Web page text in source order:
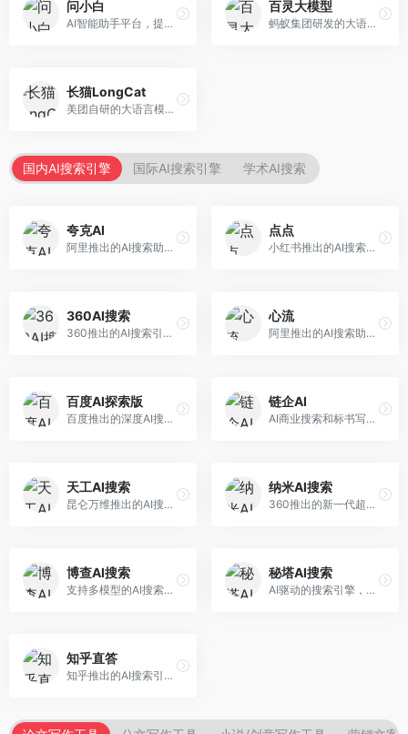
问小白
AI智能助手平台，提供知识问答、文本创作、文档处理等服务。面向普通用户和职场人士，操作简便，响应速度快，支持多场景应用。
百灵大模型
蚂蚁集团研发的大语言模型平台，专注于金融科技和企业服务。面向金融机构和企业客户，提供智能客服、风险分析、文档处理等服务，金融场景理解深入。
长猫LongCat
美团自研的大语言模型对话平台，专注于本地生活服务场景。面向美团生态用户，提供智能推荐、服务问答等功能，本地生活知识覆盖全面。
国内AI搜索引擎 国际AI搜索引擎 学术AI搜索
夸克AI
阿里推出的AI搜索助手，整合搜索与AI功能。面向年轻用户，提供智能搜索、文档处理、学习辅助等服务，与夸克生态深度整合。
点点
小红书推出的AI搜索应用，专注于生活方式内容搜索。面向小红书用户，提供生活攻略、消费决策、内容推荐等服务，生活方式内容丰富。
360AI搜索
360推出的AI搜索引擎，专注于安全智能搜索。面向普通用户，提供智能问答、网页搜索、内容整理等服务，安全防护能力强。
心流
阿里推出的AI搜索助手，专注于智能信息获取。面向普通用户，提供智能搜索、内容整理、知识问答等服务，与阿里生态深度整合。
百度AI探索版
百度推出的深度AI搜索引擎，整合百度知识图谱。面向中文用户，提供智能问答、知识探索、内容生成等服务，知识覆盖面广。
链企AI
AI商业搜索和标书写作工具，专注于企业服务场景。面向企业用户，提供商业信息搜索、标书生成、企业分析等服务，商业信息专业。
天工AI搜索
昆仑万维推出的AI搜索引擎，整合大模型与搜索能力。面向普通用户，提供智能问答、深度搜索、内容整理等服务，中文搜索体验好。
纳米AI搜索
360推出的新一代超级AI搜索，深度整合360搜索资源。面向普通用户，提供智能问答、多模态搜索、内容生成等服务，安全可靠。
博查AI搜索
支持多模型的AI搜索引擎，整合多种大模型能力。面向AI爱好者，提供多模型搜索、答案对比、深度分析等服务，模型选择灵活。
秘塔AI搜索
AI驱动的搜索引擎，专注于无广告直达结果。面向研究者和信息获取需求者，提供深度搜索、来源标注、答案整理等服务，搜索结果干净准确，信息可信度高。
知乎直答
知乎推出的AI搜索引擎，专注于知识问答场景。面向知识获取者，提供知乎内容搜索、智能问答、知识整理等服务，专业知识丰富。